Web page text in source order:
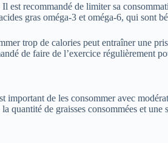
recommandé de limiter sa
gras oméga-3 et oméga-6, qui sont
trop de calories peut entraîner une
de faire de l’exercice régulièrement
de les consommer avec
quantité de graisses consommées et